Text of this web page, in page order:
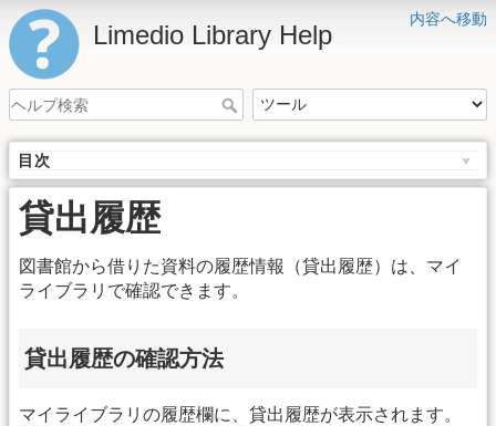
内容へ移動
Limedio Library Help
目次
貸出履歴
図書館から借りた資料の履歴情報（貸出履歴）は、マイ
ライブラリで確認できます。
貸出履歴の確認方法
マイライブラリの履歴欄に、貸出履歴が表示されます。